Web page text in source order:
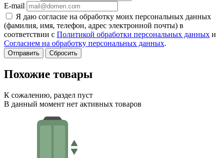
E-mail
Я даю согласие на обработку моих персональных данных
(фамилия, имя, телефон, адрес электронной почты) в
соответствии с Политикой обработки персональных данных и
Согласием на обработку персональных данных.
Сбросить
Похожие товары
К сожалению, раздел пуст
В данный момент нет активных товаров